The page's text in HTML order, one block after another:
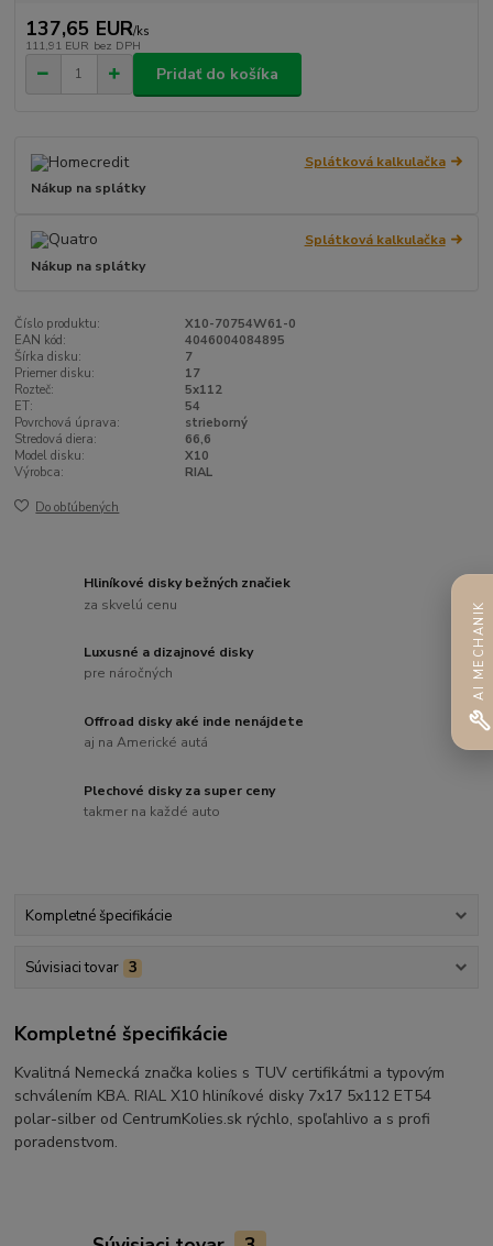
137,65 EUR/ks
111,91 EUR bez DPH
Pridať do košíka
Splátková kalkulačka
Nákup na splátky
Splátková kalkulačka
Nákup na splátky
Číslo produktu:
X10-70754W61-0
EAN kód:
4046004084895
Šírka disku:
7
Priemer disku:
17
Rozteč:
5x112
ET:
54
Povrchová úprava:
strieborný
Stredová diera:
66,6
Model disku:
X10
Výrobca:
RIAL
Do obľúbených
Hliníkové disky bežných značiek
za skvelú cenu
Luxusné a dizajnové disky
pre náročných
Offroad disky aké inde nenájdete
aj na Americké autá
Plechové disky za super ceny
takmer na každé auto
Kompletné špecifikácie
Súvisiaci tovar 3
Kompletné špecifikácie
Kvalitná Nemecká značka kolies s TUV certifikátmi a typovým
schválením KBA. RIAL X10 hliníkové disky 7x17 5x112 ET54
polar-silber od CentrumKolies.sk rýchlo, spoľahlivo a s profi
poradenstvom.
AI MECHANIK